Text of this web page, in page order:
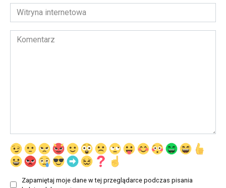
*Witryna
internetowa
Komentarz
Zapamiętaj moje dane w tej przeglądarce podczas pisania